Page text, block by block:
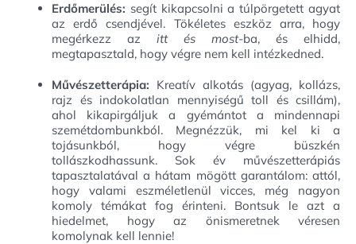
Erdőmerülés: segít kikapcsolni a túlpörgetett agyat
az erdő csendjével. Tökéletes eszköz arra, hogy
megérkezz az itt és most-ba, és elhidd,
megtapasztald, hogy végre nem kell intézkedned.
Művészetterápia: Kreatív alkotás (agyag, kollázs,
rajz és indokolatlan mennyiségű toll és csillám),
ahol kikapirgáljuk a gyémántot a mindennapi
szemétdombunkból. Megnézzük, mi kel ki a
tojásunkból, hogy végre büszkén
tollászkodhassunk. Sok év művészetterápiás
tapasztalatával a hátam mögött garantálom: attól,
hogy valami eszméletlenül vicces, még nagyon
komoly témákat fog érinteni. Bontsuk le azt a
hiedelmet, hogy az önismeretnek véresen
komolynak kell lennie!